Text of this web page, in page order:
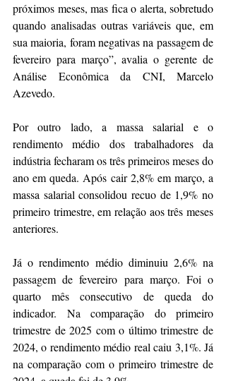
próximos meses, mas fica o alerta, sobretudo
quando analisadas outras variáveis que, em
sua maioria, foram negativas na passagem de
fevereiro para março”, avalia o gerente de
Análise Econômica da CNI, Marcelo
Azevedo.
Por outro lado, a massa salarial e o
rendimento médio dos trabalhadores da
indústria fecharam os três primeiros meses do
ano em queda. Após cair 2,8% em março, a
massa salarial consolidou recuo de 1,9% no
primeiro trimestre, em relação aos três meses
anteriores.
Já o rendimento médio diminuiu 2,6% na
passagem de fevereiro para março. Foi o
quarto mês consecutivo de queda do
indicador. Na comparação do primeiro
trimestre de 2025 com o último trimestre de
2024, o rendimento médio real caiu 3,1%. Já
na comparação com o primeiro trimestre de